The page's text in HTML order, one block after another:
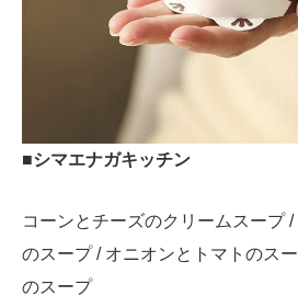
■シマエナガキッチン
コーンとチーズのクリームスープ
のスープ / オニオンとトマトのス
のスープ